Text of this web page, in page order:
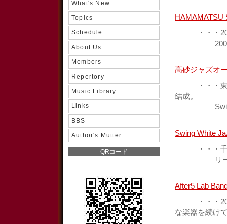
HAMAMATSU
・・・2005
2007多摩
高砂ジャズオ
・・・東京
結成。
Swing
Swing White
・・・千葉
リーダーの
After5 Lab
・・・2004
な楽器を続け
What's New
Topics
Schedule
About Us
Members
Repertory
Music Library
Links
BBS
Author's Mutter
QRコード